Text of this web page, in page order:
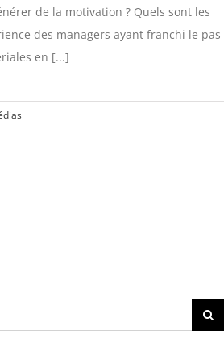
de la motivation ? Quels sont les
des managers ayant franchi le pas
en [...]